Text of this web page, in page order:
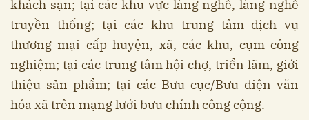
khách sạn; tại các khu vực làng nghề, làng nghề
truyền thống; tại các khu trung tâm dịch vụ
thương mại cấp huyện, xã, các khu, cụm công
nghiệm; tại các trung tâm hội chợ, triển lãm, giới
thiệu sản phẩm; tại các Bưu cục/Bưu điện văn
hóa xã trên mạng lưới bưu chính công cộng.